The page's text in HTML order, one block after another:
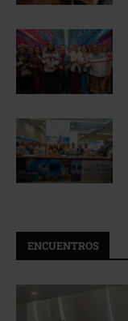
ENCUENTROS